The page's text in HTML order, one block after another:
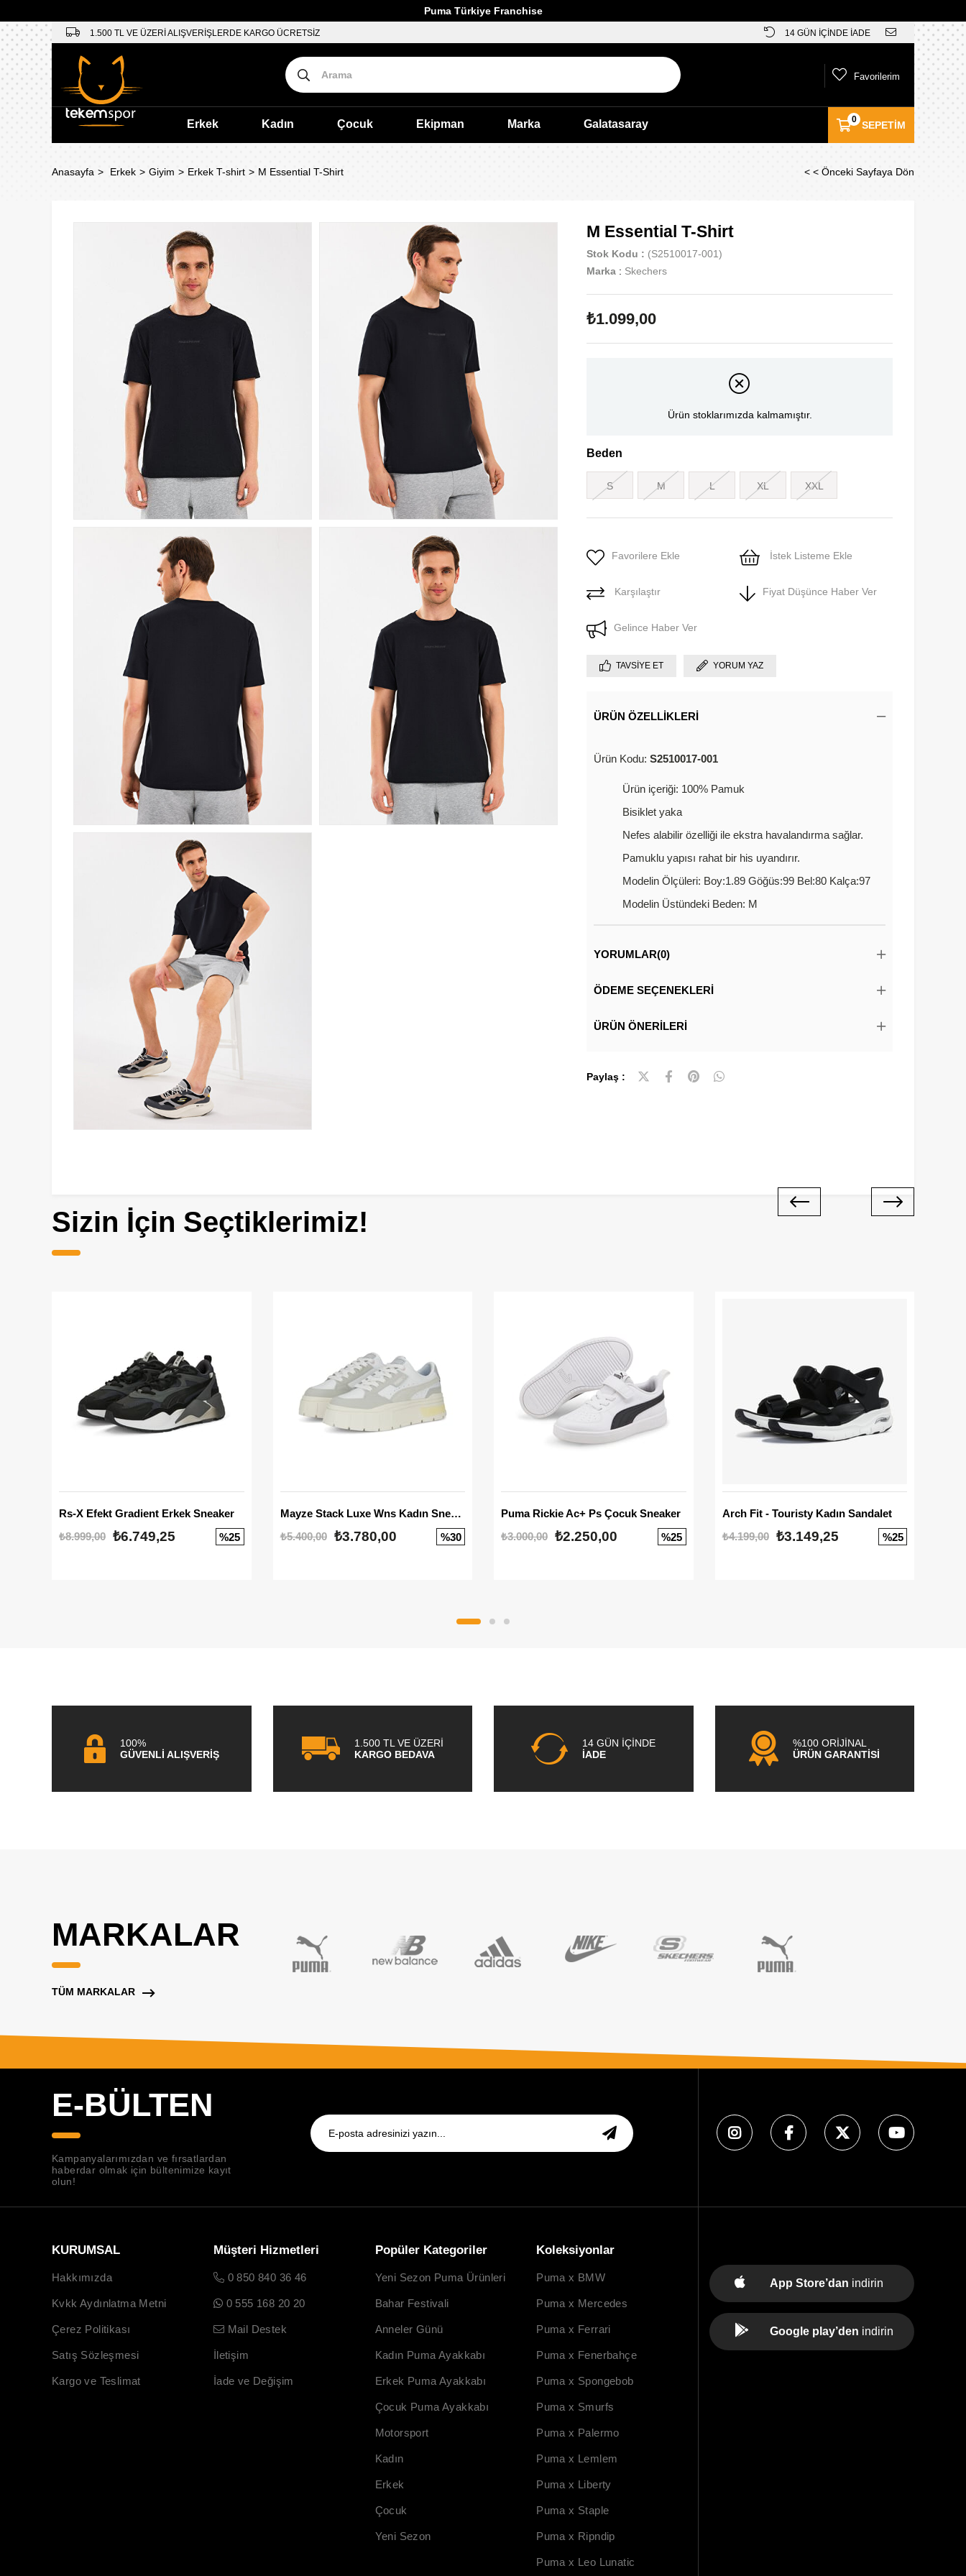
Puma Türkiye Franchise
1.500 TL VE ÜZERİ ALIŞVERİŞLERDE KARGO ÜCRETSİZ 14 GÜN İÇİNDE İADE
SEPETIM
0
Favorilerim
Erkek Kadın Çocuk Ekipman Marka Galatasaray
Anasayfa Erkek Giyim Erkek T-shirt M Essential T-Shirt < < Önceki Sayfaya Dön
M Essential T-Shirt
Stok Kodu
(S2510017-001)
Marka : Skechers
₺1.099,00
Ürün stoklarımızda kalmamıştır.
Beden
S M L XL XXL
Favorilere Ekle İstek Listeme Ekle
Karşılaştır Fiyat Düşünce Haber Ver
Gelince Haber Ver
TAVSIYE ET YORUM YAZ
ÜRÜN ÖZELLIKLERI
Ürün Kodu: S2510017-001
Ürün içeriği: 100% Pamuk
Bisiklet yaka
Nefes alabilir özelliği ile ekstra havalandırma sağlar.
Pamuklu yapısı rahat bir his uyandırır.
Modelin Ölçüleri: Boy:1.89 Göğüs:99 Bel:80 Kalça:97
Modelin Üstündeki Beden: M
YORUMLAR(0)
ÖDEME SEÇENEKLERI
ÜRÜN ÖNERILERI
Paylaş :
Sizin İçin Seçtiklerimiz!
Rs-X Efekt Gradient Erkek Sneaker
₺8.999,00 ₺6.749,25 %25
Mayze Stack Luxe Wns Kadın Sneaker
₺5.400,00
₺3.780,00 %30
Puma Rickie Ac+ Ps Çocuk Sneaker
₺3.000,00 ₺2.250,00 %25
Arch Fit - Touristy Kadın Sandalet
₺4.199,00
₺3.149,25 %25
100%
GÜVENLİ ALIŞVERİŞ
1.500 TL VE ÜZERİ
KARGO BEDAVA
14 GÜN İÇİNDE
İADE
%100 ORİJİNAL
ÜRÜN GARANTİSİ
MARKALAR
TÜM MARKALAR
E-BÜLTEN
Kampanyalarımızdan ve fırsatlardan
haberdar olmak için bültenimize kayıt
olun!
KURUMSAL
Hakkımızda
Kvkk Aydınlatma Metni
Çerez Politikası
Satış Sözleşmesi
Kargo ve Teslimat
Müşteri Hizmetleri
0 850 840 36 46
0 555 168 20 20
Mail Destek
İletişim
İade ve Değişim
Popüler Kategoriler
Yeni Sezon Puma Ürünleri
Bahar Festivali
Anneler Günü
Kadın Puma Ayakkabı
Erkek Puma Ayakkabı
Çocuk Puma Ayakkabı
Motorsport
Kadın
Erkek
Çocuk
Yeni Sezon
Koleksiyonlar
Puma x BMW
Puma x Mercedes
Puma x Ferrari
Puma x Fenerbahçe
Puma x Spongebob
Puma x Smurfs
Puma x Palermo
Puma x Lemlem
Puma x Liberty
Puma x Staple
Puma x Ripndip
Puma x Leo Lunatic
App Store’dan indirin
Google play’den indirin